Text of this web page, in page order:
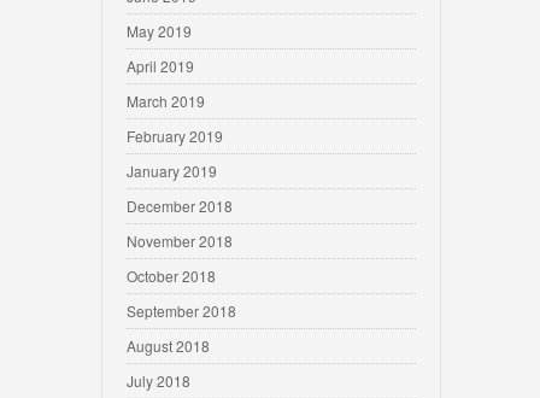
May 2019
April 2019
March 2019
February 2019
January 2019
December 2018
November 2018
October 2018
September 2018
August 2018
July 2018